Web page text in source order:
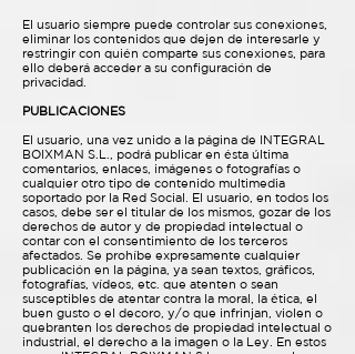
El usuario siempre puede controlar sus conexiones,
eliminar los contenidos que dejen de interesarle y
restringir con quién comparte sus conexiones, para
ello deberá acceder a su configuración de
privacidad.
PUBLICACIONES
El usuario, una vez unido a la página de INTEGRAL
BOIXMAN S.L., podrá publicar en ésta última
comentarios, enlaces, imágenes o fotografías o
cualquier otro tipo de contenido multimedia
soportado por la Red Social. El usuario, en todos los
casos, debe ser el titular de los mismos, gozar de los
derechos de autor y de propiedad intelectual o
contar con el consentimiento de los terceros
afectados. Se prohíbe expresamente cualquier
publicación en la página, ya sean textos, gráficos,
fotografías, vídeos, etc. que atenten o sean
susceptibles de atentar contra la moral, la ética, el
buen gusto o el decoro, y/o que infrinjan, violen o
quebranten los derechos de propiedad intelectual o
industrial, el derecho a la imagen o la Ley. En estos